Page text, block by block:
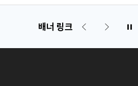
배너 링크